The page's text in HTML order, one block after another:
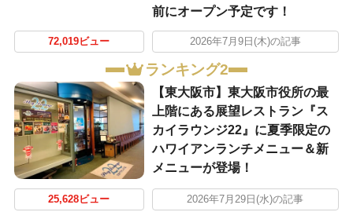
前にオープン予定です！
72,019ビュー 2026年7月9日(木)の記事
ランキング2
【東大阪市】東大阪市役所の最
上階にある展望レストラン『ス
カイラウンジ22』に夏季限定の
ハワイアンランチメニュー＆新
メニューが登場！
25,628ビュー 2026年7月29日(水)の記事